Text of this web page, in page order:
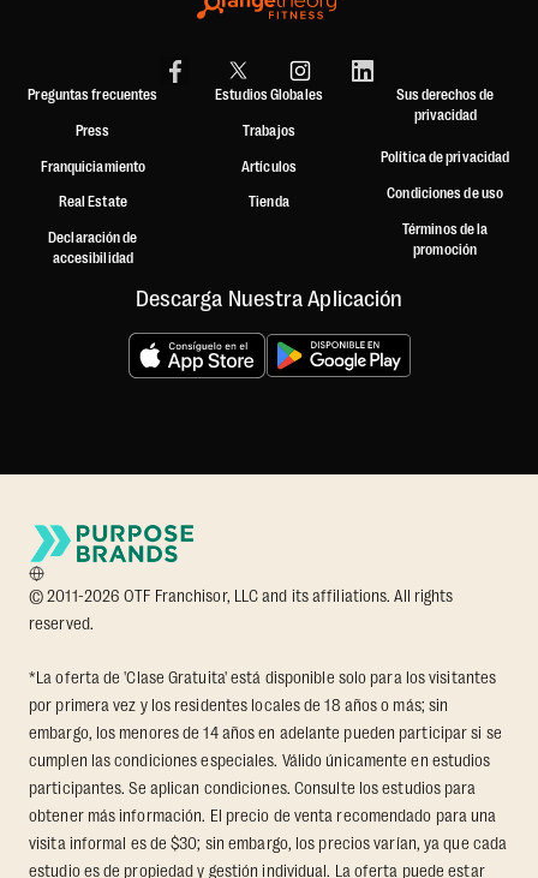
Preguntas frecuentes
Press
Franquiciamiento
Real Estate
Declaración de
accesibilidad
Estudios Globales
Trabajos
Artículos
Tienda
Sus derechos de
privacidad
Política de privacidad
Condiciones de uso
Términos de la
promoción
Descarga Nuestra Aplicación
© 2011-2026 OTF Franchisor, LLC and its affiliations. All rights
reserved.
*La oferta de 'Clase Gratuita' está disponible solo para los visitantes
por primera vez y los residentes locales de 18 años o más; sin
embargo, los menores de 14 años en adelante pueden participar si se
cumplen las condiciones especiales. Válido únicamente en estudios
participantes. Se aplican condiciones. Consulte los estudios para
obtener más información. El precio de venta recomendado para una
visita informal es de $30; sin embargo, los precios varían, ya que cada
estudio es de propiedad y gestión individual. La oferta puede estar